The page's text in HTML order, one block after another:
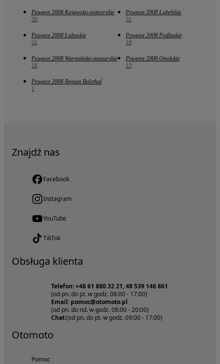
Peugeot 2008 Kujawsko-pomorskie
39
Peugeot 2008 Lubelskie
31
Peugeot 2008 Lubuskie
31
Peugeot 2008 Podlaskie
19
Peugeot 2008 Warmińsko-mazurskie
18
Peugeot 2008 Opolskie
15
Peugeot 2008 Region Balsthal
1
Znajdź nas
Facebook
Instagram
YouTube
TikTok
Obsługa klienta
Telefon: +48 61 880 32 21, 48 539 146 861
(od pn. do pt. w godz. 08:00 - 17:00)
Email: pomoc@otomoto.pl
(od pn. do nd. w godz. 08:00 - 20:00)
Chat:(od pn. do pt. w godz. 09:00 - 17:00)
Otomoto
Pomoc